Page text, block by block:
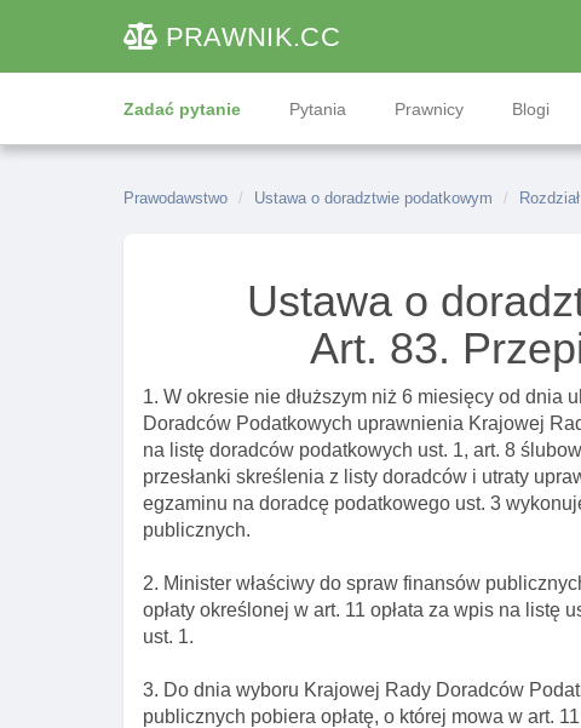
PRAWNIK.CC
Zadać pytanie Pytania Prawnicy Blogi
Prawodawstwo Ustawa o doradztwie podatkowym
Ustawa o
Art. 83.
1. W okresie nie dłuższym niż 6 miesięcy od dnia
Doradców Podatkowych uprawnienia Krajowej
na listę doradców podatkowych ust. 1, art. 8
przesłanki skreślenia z listy doradców i utraty
egzaminu na doradcę podatkowego ust. 3
publicznych.
2. Minister właściwy do spraw finansów
opłaty określonej w art. 11 opłata za wpis na listę
ust. 1.
3. Do dnia wyboru Krajowej Rady Doradców
publicznych pobiera opłatę, o której mowa w art.